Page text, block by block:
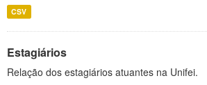
CSV
Estagiários
Relação dos estagiários atuantes na Unifei.